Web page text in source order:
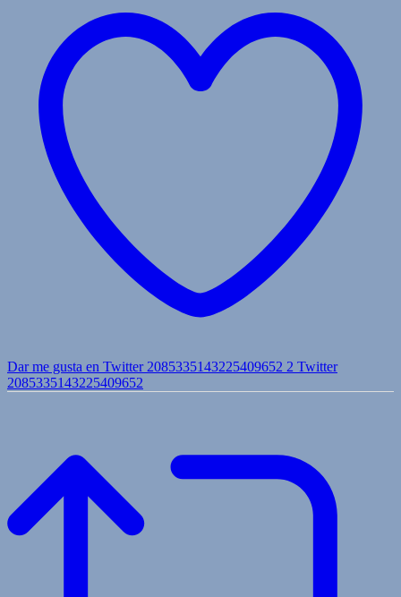
Dar me gusta en Twitter 2085335143225409652 2 Twitter
2085335143225409652